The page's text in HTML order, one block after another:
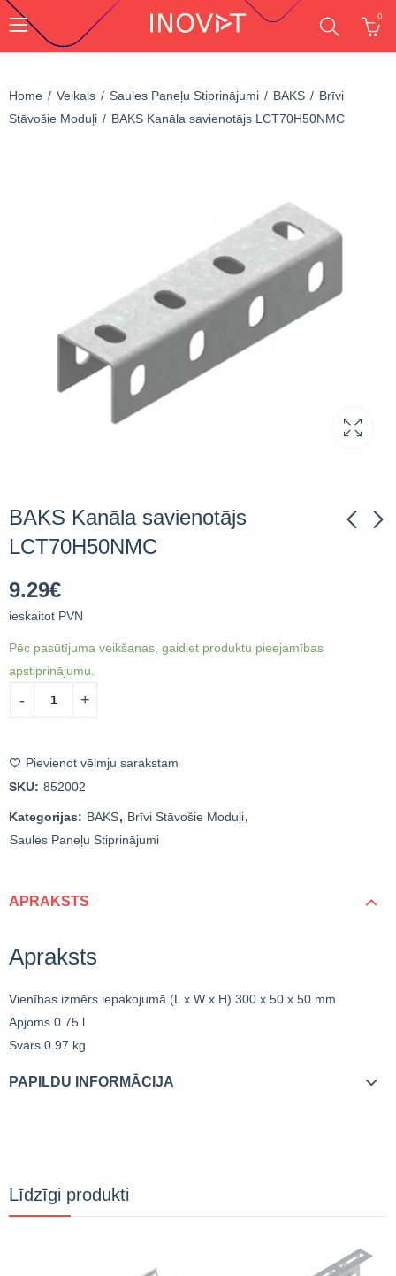
0
Home Veikals Saules Paneļu Stiprinājumi BAKS
Brīvi
Stāvošie Moduļi
BAKS Kanāla savienotājs LCT70H50NMC
BAKS Kanāla savienotājs
LCT70H50NMC
9.29€
ieskaitot PVN
Pēc pasūtījuma veikšanas, gaidiet produktu pieejamības
apstiprinājumu.
Pievienot vēlmju sarakstam
SKU: 852002
Kategorijas: BAKS, Brīvi Stāvošie Moduļi,
Saules Paneļu Stiprinājumi
APRAKSTS
Apraksts
Vienības izmērs iepakojumā (L x W x H) 300 x 50 x 50 mm
Apjoms 0.75 l
Svars 0.97 kg
PAPILDU INFORMĀCIJA
Līdzīgi produkti